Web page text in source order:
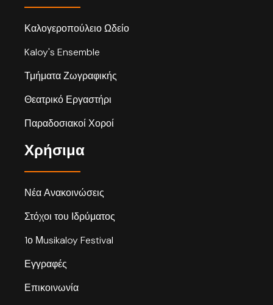
Καλογεροπούλειο Ωδείο
Kaloy's Ensemble
Τμήματα Ζωγραφικής
Θεατρικό Εργαστήρι
Παραδοσιακοί Χοροί
Χρήσιμα
Νέα Ανακοινώσεις
Στόχοι του Ιδρύματος
1ο Μusikaloy Festival
Εγγραφές
Επικοινωνία